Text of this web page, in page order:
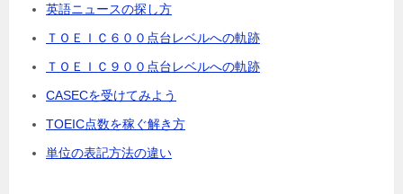
英語ニュースの探し方
ＴＯＥＩＣ６００点台レベルへの軌跡
ＴＯＥＩＣ９００点台レベルへの軌跡
CASECを受けてみよう
TOEIC点数を稼ぐ解き方
単位の表記方法の違い